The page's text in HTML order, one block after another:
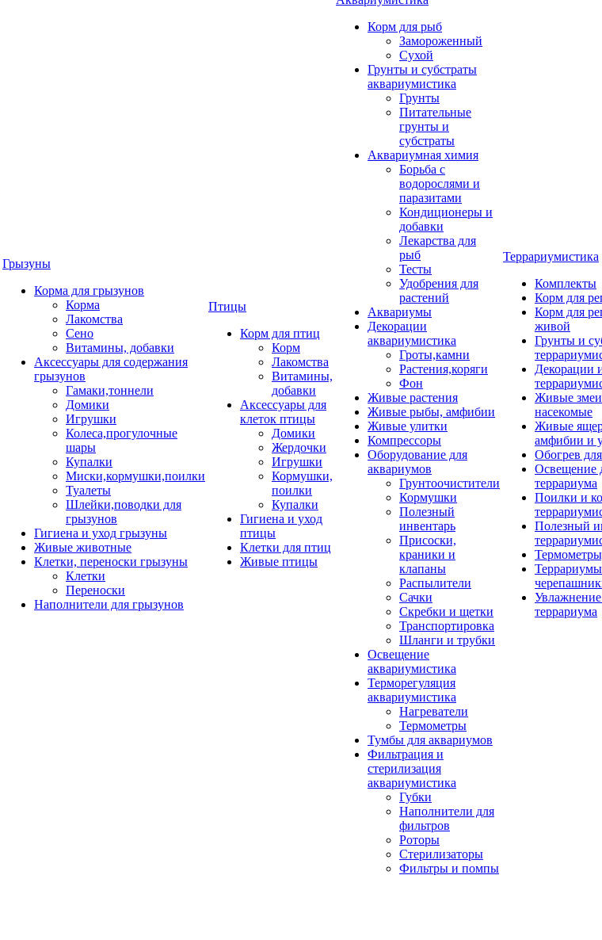
Грызуны
Корма для грызунов
Корма
Лакомства
Сено
Витамины, добавки
Аксессуары для содержания
грызунов
Гамаки,тоннели
Домики
Игрушки
Колеса,прогулочные
шары
Купалки
Миски,кормушки,поилки
Туалеты
Шлейки,поводки для
грызунов
Гигиена и уход грызуны
Живые животные
Клетки, переноски грызуны
Клетки
Переноски
Наполнители для грызунов
Птицы
Корм для птиц
Корм
Лакомства
Витамины,
добавки
Аксессуары для
клеток птицы
Домики
Жердочки
Игрушки
Кормушки,
поилки
Купалки
Гигиена и уход
птицы
Клетки для птиц
Живые птицы
Корм для рыб
Замороженный
Сухой
Грунты и субстраты
аквариумистика
Грунты
Питательные
грунты и
субстраты
Аквариумная химия
Борьба с
водорослями и
паразитами
Кондиционеры и
добавки
Лекарства для
рыб
Тесты
Удобрения для
растений
Аквариумы
Декорации
аквариумистика
Гроты,камни
Растения,коряги
Фон
Живые растения
Живые рыбы, амфибии
Живые улитки
Компрессоры
Оборудование для
аквариумов
Грунтоочистители
Кормушки
Полезный
инвентарь
Присоски,
краники и
клапаны
Распылители
Сачки
Скребки и щетки
Транспортировка
Шланги и трубки
Освещение
аквариумистика
Терморегуляция
аквариумистика
Нагреватели
Термометры
Тумбы для аквариумов
Фильтрация и
стерилизация
аквариумистика
Губки
Наполнители для
фильтров
Роторы
Стерилизаторы
Фильтры и помпы
Террариумистика
Комплекты
Корм для
Корм для
живой
Грунты и
Декорации
Живые
насекомые
Живые
амфибии и
Обогрев
Освещение
террариума
Поилки и
Полезный
террариума